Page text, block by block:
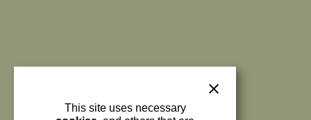
This site uses necessary